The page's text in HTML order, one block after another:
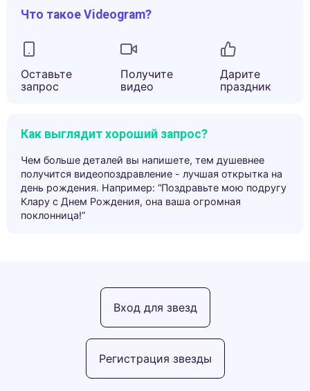
Что такое Videogram?
Оставьте
запрос
Получите
видео
Дарите
праздник
Как выглядит хороший запрос?
Чем больше деталей вы напишете, тем душевнее
получится видеопоздравление - лучшая открытка на
день рождения. Например: “Поздравьте мою подругу
Клару с Днем Рождения, она ваша огромная
поклонница!”
Регистрация звезды
Вход для звезд